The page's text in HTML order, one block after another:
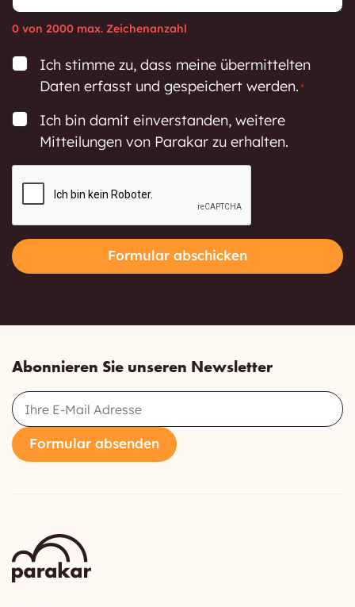
0 von 2000 max. Zeichenanzahl
ConsentIch stimme zu, dass meine übermittelten
Daten erfasst und gespeichert werden.*
ConsentIch bin damit einverstanden, weitere
Mitteilungen von Parakar zu erhalten.
CAPTCHA
Formular abschicken
Abonnieren Sie unseren Newsletter
Email
Formular absenden